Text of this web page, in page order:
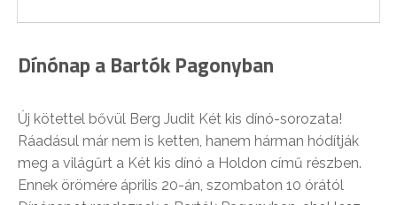
Dínónap a Bartók Pagonyban
Új kötettel bővül Berg Judit Két kis dínó-sorozata!
Ráadásul már nem is ketten, hanem hárman hódítják
meg a világűrt a Két kis dínó a Holdon című részben.
Ennek örömére április 20-án, szombaton 10 órától